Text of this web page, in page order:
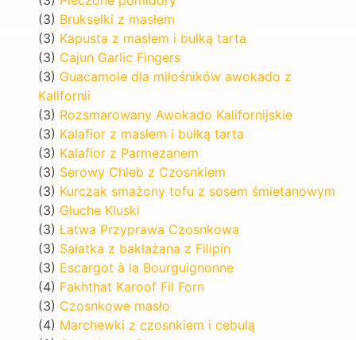
(3) Brukselki z masłem
(3) Kapusta z masłem i bułką tarta
(3) Cajun Garlic Fingers
(3) Guacamole dla miłośników awokado z
Kalifornii
(3) Rozsmarowany Awokado Kalifornijskie
(3) Kalafior z masłem i bułką tarta
(3) Kalafior z Parmezanem
(3) Serowy Chleb z Czosnkiem
(3) Kurczak smażony tofu z sosem śmietanowym
(3) Głuche Kluski
(3) Łatwa Przyprawa Czosnkowa
(3) Sałatka z bakłażana z Filipin
(3) Escargot à la Bourguignonne
(4) Fakhthat Karoof Fil Forn
(3) Czosnkowe masło
(4) Marchewki z czosnkiem i cebulą